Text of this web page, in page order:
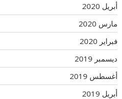
أبريل 2020
مارس 2020
فبراير 2020
ديسمبر 2019
أغسطس 2019
أبريل 2019